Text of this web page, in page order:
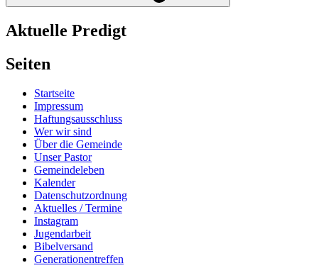
Aktuelle Predigt
Seiten
Startseite
Impressum
Haftungsausschluss
Wer wir sind
Über die Gemeinde
Unser Pastor
Gemeindeleben
Kalender
Datenschutzordnung
Aktuelles / Termine
Instagram
Jugendarbeit
Bibelversand
Generationentreffen